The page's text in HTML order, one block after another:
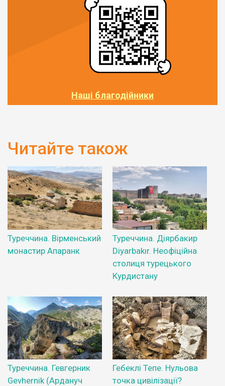
Наші благодійники
Читайте також
Туреччина. Вірменський
монастир Апаранк
Туреччина. Діярбакир
Diyarbakır. Неофіційна
столиця турецького
Курдистану
Туреччина. Гевгерник
Gevhernik (Ардануч
Гебеклі Тепе. Нульова
точка цивілізації?